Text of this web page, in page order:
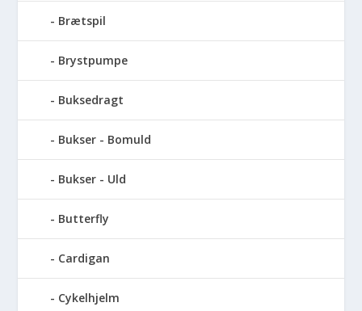
Brætspil
Brystpumpe
Buksedragt
Bukser - Bomuld
Bukser - Uld
Butterfly
Cardigan
Cykelhjelm